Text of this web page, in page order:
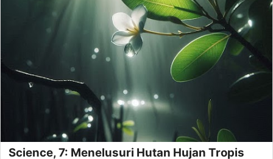
Science, 7: Menelusuri Hutan Hujan Tropis